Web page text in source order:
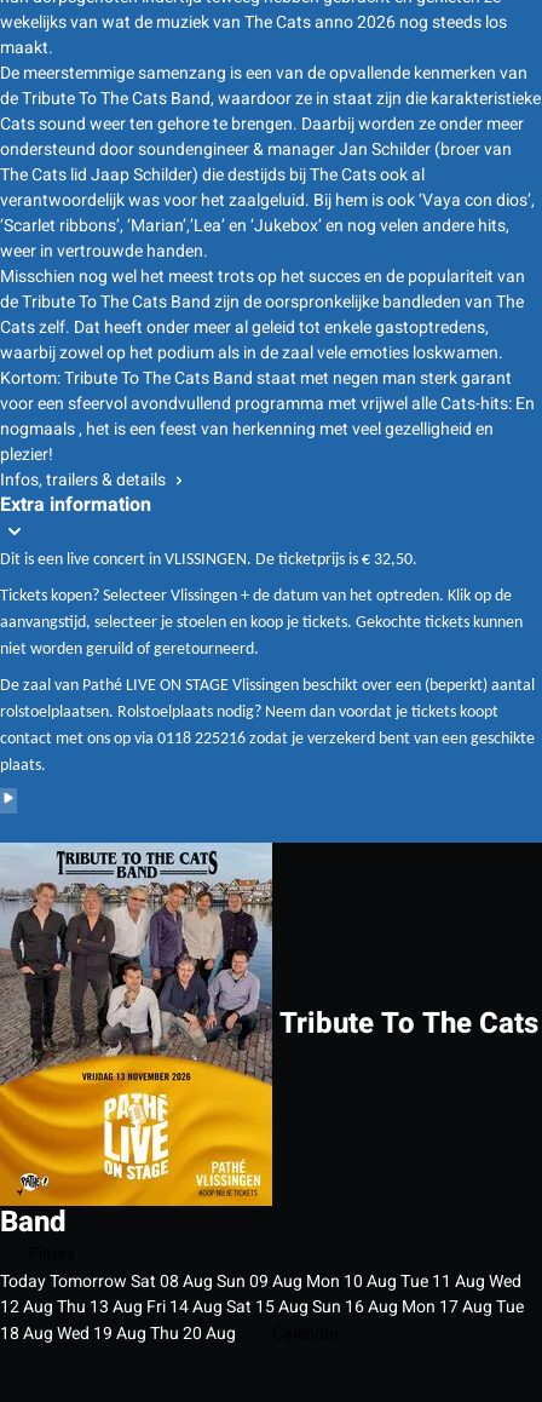
wekelijks van wat de muziek van The Cats anno 2026 nog steeds los
maakt.
De meerstemmige samenzang is een van de opvallende kenmerken van
de Tribute To The Cats Band, waardoor ze in staat zijn die karakteristieke
Cats sound weer ten gehore te brengen. Daarbij worden ze onder meer
ondersteund door soundengineer & manager Jan Schilder (broer van
The Cats lid Jaap Schilder) die destijds bij The Cats ook al
verantwoordelijk was voor het zaalgeluid. Bij hem is ook ‘Vaya con dios’,
‘Scarlet ribbons’, ‘Marian’,’Lea’ en ‘Jukebox’ en nog velen andere hits,
weer in vertrouwde handen.
Misschien nog wel het meest trots op het succes en de populariteit van
de Tribute To The Cats Band zijn de oorspronkelijke bandleden van The
Cats zelf. Dat heeft onder meer al geleid tot enkele gastoptredens,
waarbij zowel op het podium als in de zaal vele emoties loskwamen.
Kortom: Tribute To The Cats Band staat met negen man sterk garant
voor een sfeervol avondvullend programma met vrijwel alle Cats-hits: En
nogmaals , het is een feest van herkenning met veel gezelligheid en
plezier!
Infos, trailers & details
Extra information
Dit is een live concert in VLISSINGEN. De ticketprijs is € 32,50.
Tickets kopen? Selecteer Vlissingen + de datum van het optreden. Klik op de
aanvangstijd, selecteer je stoelen en koop je tickets. Gekochte tickets kunnen
niet worden geruild of geretourneerd.
De zaal van Pathé LIVE ON STAGE Vlissingen beschikt over een (beperkt) aantal
rolstoelplaatsen. Rolstoelplaats nodig? Neem dan voordat je tickets koopt
contact met ons op via 0118 225216 zodat je verzekerd bent van een geschikte
plaats.
Tribute To The Cats
Band
TodayTomorrowSat08AugSun09Aug Mon 10AugTue11 AugWed
12AugThu 13Aug Fri14AugSat 15AugSun 16Aug Mon 17AugTue
18AugWed 19AugThu20Aug